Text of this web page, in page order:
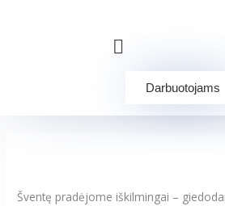
Darbuotojams
Šventę pradėjome iškilmingai –